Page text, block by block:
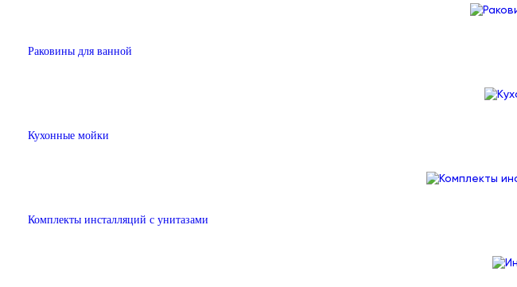
Раковины для ванной
Кухонные мойки
Комплекты инсталляций с унитазами